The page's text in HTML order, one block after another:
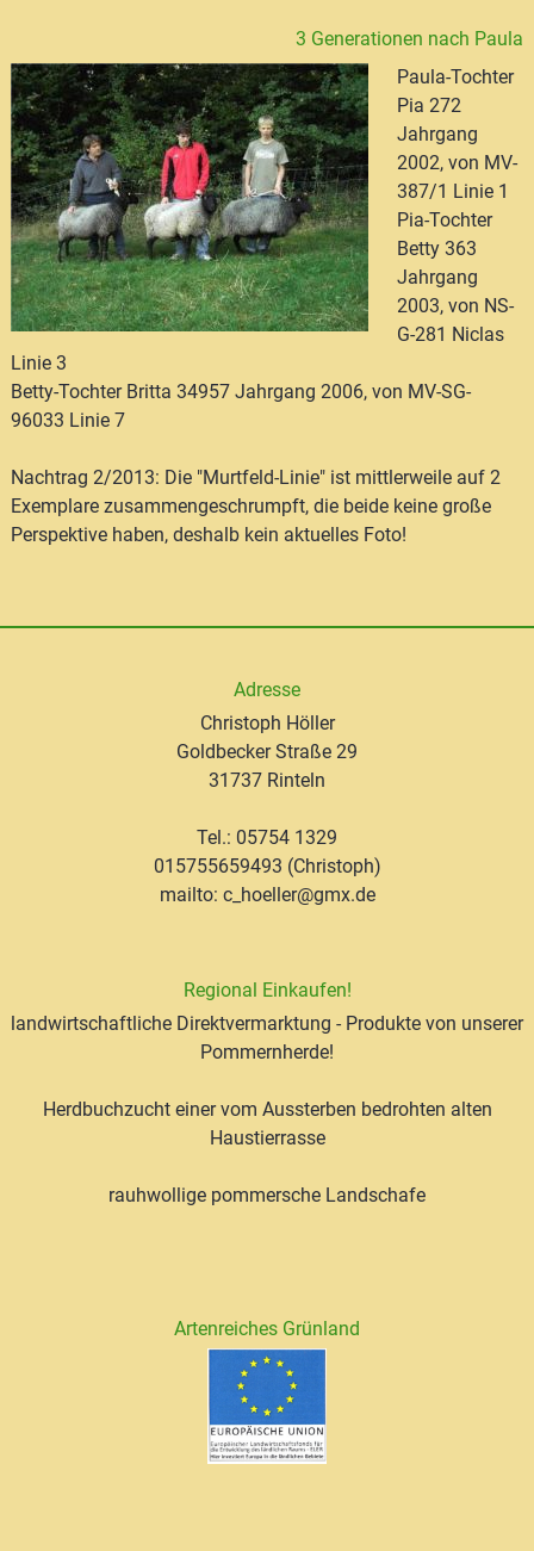
3 Generationen nach Paula
Paula-Tochter
Pia 272
Jahrgang
2002, von MV-
387/1 Linie 1
Pia-Tochter
Betty 363
Jahrgang
2003, von NS-
G-281 Niclas
Linie 3
Betty-Tochter Britta 34957 Jahrgang 2006, von MV-SG-
96033 Linie 7
Nachtrag 2/2013: Die "Murtfeld-Linie" ist mittlerweile auf 2
Exemplare zusammengeschrumpft, die beide keine große
Perspektive haben, deshalb kein aktuelles Foto!
Adresse
Christoph Höller
Goldbecker Straße 29
31737 Rinteln
Tel.: 05754 1329
015755659493 (Christoph)
mailto: c_hoeller@gmx.de
Regional Einkaufen!
landwirtschaftliche Direktvermarktung - Produkte von unserer
Pommernherde!
Herdbuchzucht einer vom Aussterben bedrohten alten
Haustierrasse
rauhwollige pommersche Landschafe
Artenreiches Grünland